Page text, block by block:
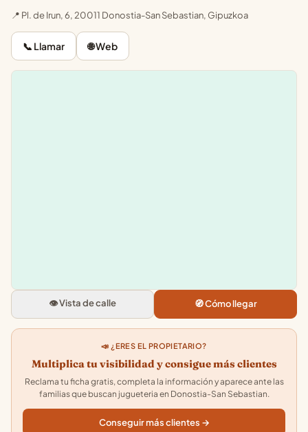
Pl. de Irun, 6, 20011 Donostia-
Sebastian, Gipuzkoa
3.9 · 73
👁️ Vista de calle 🧭 Cómo llegar
📍 Pl. de Irun, 6, 20011 Donostia-San Sebastian, Gipuzkoa
📞 Llamar 🌐 Web
📣 ¿ERES EL PROPIETARIO?
Multiplica tu visibilidad y consigue más clientes
Reclama tu ficha gratis, completa la información y aparece ante las
familias que buscan jugueteria en Donostia-San Sebastian.
Conseguir más clientes →